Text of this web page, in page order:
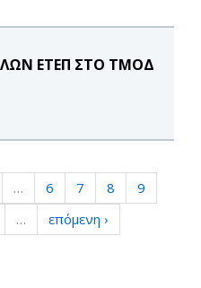
ΕΤΕΠ ΣΤΟ ΤΜΟΔ
… 6 7 8
9
…
επόμενη ›